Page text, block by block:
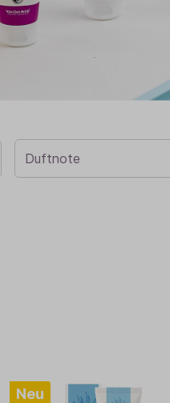
Duftnote
Neu